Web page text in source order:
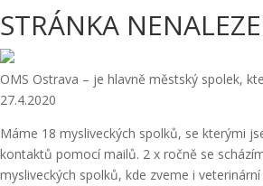
STRÁNKA
OMS Ostrava – je hlavně městský spolek,
27.4.2020
Máme 18 mysliveckých spolků, se kterými
kontaktů pomocí mailů. 2 x ročně se
mysliveckých spolků, kde zveme i